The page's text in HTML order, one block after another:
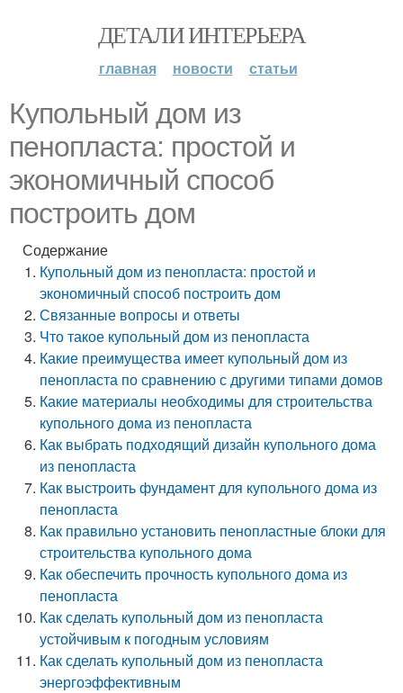
ДЕТАЛИ ИНТЕРЬЕРА
главная новости статьи
Купольный дом из
пенопласта: простой и
экономичный способ
построить дом
Содержание
Купольный дом из пенопласта: простой и
экономичный способ построить дом
Связанные вопросы и ответы
Что такое купольный дом из пенопласта
Какие преимущества имеет купольный дом из
пенопласта по сравнению с другими типами домов
Какие материалы необходимы для строительства
купольного дома из пенопласта
Как выбрать подходящий дизайн купольного дома
из пенопласта
Как выстроить фундамент для купольного дома из
пенопласта
Как правильно установить пенопластные блоки для
строительства купольного дома
Как обеспечить прочность купольного дома из
пенопласта
Как сделать купольный дом из пенопласта
устойчивым к погодным условиям
Как сделать купольный дом из пенопласта
энергоэффективным